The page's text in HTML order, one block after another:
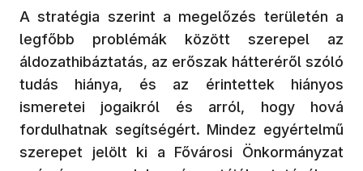
A stratégia szerint a megelőzés területén a
legfőbb problémák között szerepel az
áldozathibáztatás, az erőszak hátteréről szóló
tudás hiánya, és az érintettek hiányos
ismeretei jogaikról és arról, hogy hová
fordulhatnak segítségért. Mindez egyértelmű
szerepet jelölt ki a Fővárosi Önkormányzat